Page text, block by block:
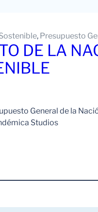
, Presupuesto
DE LA
General de la
Studios